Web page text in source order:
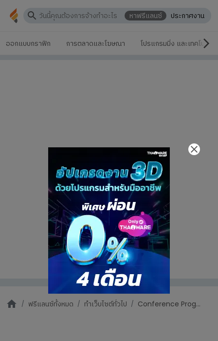
หาฟรีแลนซ์ ประกาศงาน
ออกแบบกราฟิก การตลาดและโฆษณา โปรแกรมมิ่ง และเทคโนโลยี
ฟรีแลนซ์ทั้งหมด ทำเว็บไซต์ทั่วไป Conference Prog...